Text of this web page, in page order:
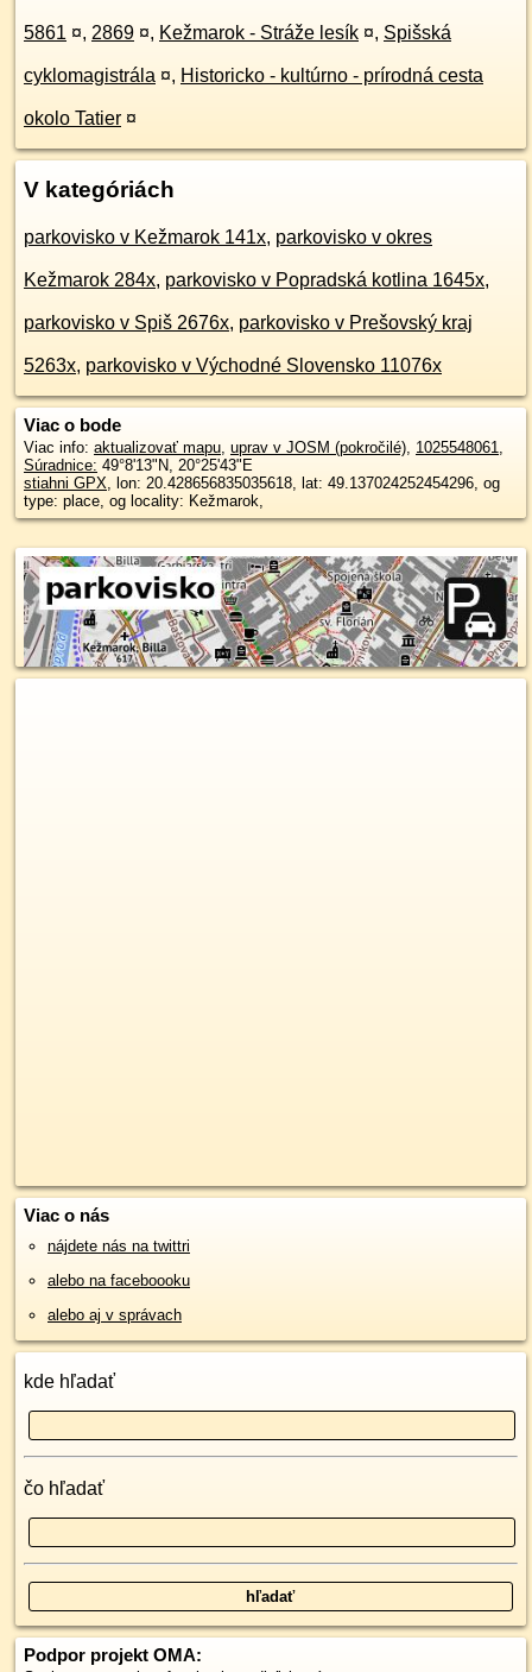
5861 ¤, 2869 ¤, Kežmarok - Stráže lesík ¤, Spišská
cyklomagistrála ¤, Historicko - kultúrno - prírodná cesta
okolo Tatier ¤
V kategóriách
parkovisko v Kežmarok 141x, parkovisko v okres
Kežmarok 284x, parkovisko v Popradská kotlina 1645x,
parkovisko v Spiš 2676x, parkovisko v Prešovský kraj
5263x, parkovisko v Východné Slovensko 11076x
Viac o bode
Viac info: aktualizovať mapu, uprav v JOSM (pokročilé), 1025548061,
Súradnice: 49°8'13"N, 20°25'43"E
stiahni GPX, lon: 20.428656835035618, lat: 49.137024252454296, og
type: place, og locality: Kežmarok,
Viac o nás
nájdete nás na twittri
alebo na faceboooku
alebo aj v správach
kde hľadať
čo hľadať
Podpor projekt OMA: